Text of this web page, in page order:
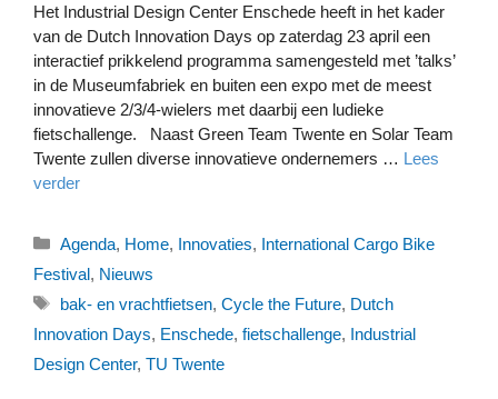
Het Industrial Design Center Enschede heeft in het kader
van de Dutch Innovation Days op zaterdag 23 april een
interactief prikkelend programma samengesteld met ’talks’
in de Museumfabriek en buiten een expo met de meest
innovatieve 2/3/4-wielers met daarbij een ludieke
fietschallenge. Naast Green Team Twente en Solar Team
Twente zullen diverse innovatieve ondernemers … Lees
verder
Categorieën
Agenda, Home, Innovaties, International Cargo Bike
Festival, Nieuws
Tags
bak- en vrachtfietsen, Cycle the Future, Dutch
Innovation Days, Enschede, fietschallenge, Industrial
Design Center, TU Twente